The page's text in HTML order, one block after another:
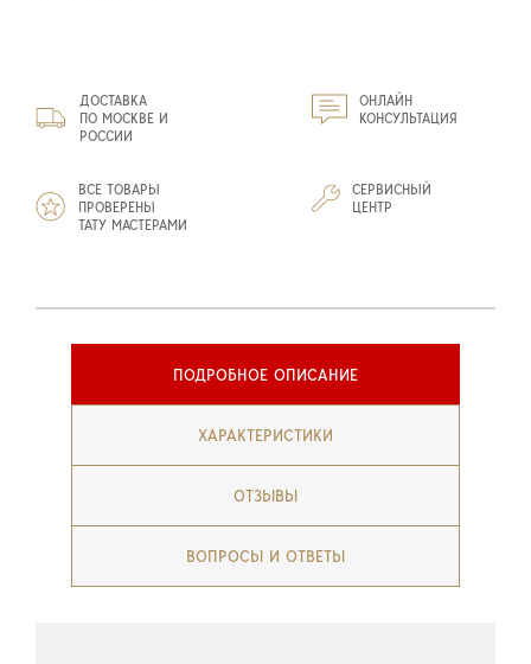
ДОСТАВКА
ПО МОСКВЕ И
РОССИИ
ОНЛАЙН
КОНСУЛЬТАЦИЯ
ВСЕ ТОВАРЫ
ПРОВЕРЕНЫ
ТАТУ МАСТЕРАМИ
СЕРВИСНЫЙ
ЦЕНТР
ПОДРОБНОЕ ОПИСАНИЕ
ХАРАКТЕРИСТИКИ
ОТЗЫВЫ
ВОПРОСЫ И ОТВЕТЫ